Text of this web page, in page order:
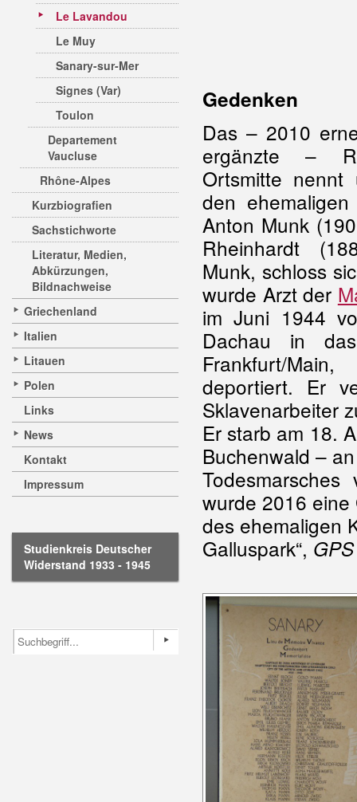
Le Lavandou
Le Muy
Sanary-sur-Mer
Signes (Var)
Toulon
Departement
Vaucluse
Rhône-Alpes
Kurzbiografien
Sachstichworte
Literatur, Medien,
Abkürzungen,
Bildnachweise
Griechenland
Italien
Litauen
Polen
Links
News
Kontakt
Impressum
Studienkreis Deutscher
Widerstand 1933 - 1945
Gedenken
Das – 2010
ergänzte –
Ortsmitte nennt
den
Anton Munk
Rheinhardt
Munk, schloss
wurde Arzt der
im Juni 1944
Dachau in
Frankfurt/
deportiert. Er
Sklavenarbeiter
Er starb am 18.
Buchenwald –
wurde 2016
des ehemaligen
Galluspark“,